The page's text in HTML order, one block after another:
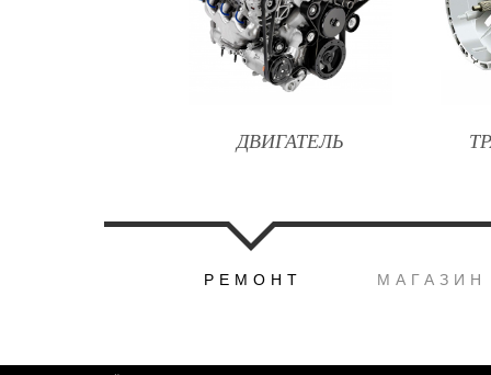
ДВИГАТЕЛЬ
РЕМОНТ МАГАЗИН